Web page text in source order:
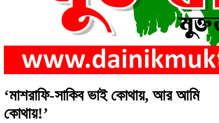
‘মাশরাফি-সাকিব ভাই কোথায়, আর আমি
কোথায়!’